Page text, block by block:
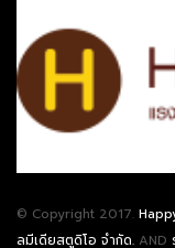
© Copyright 2017.
ลมีเดียสตูดิโอ จำกัด. AND